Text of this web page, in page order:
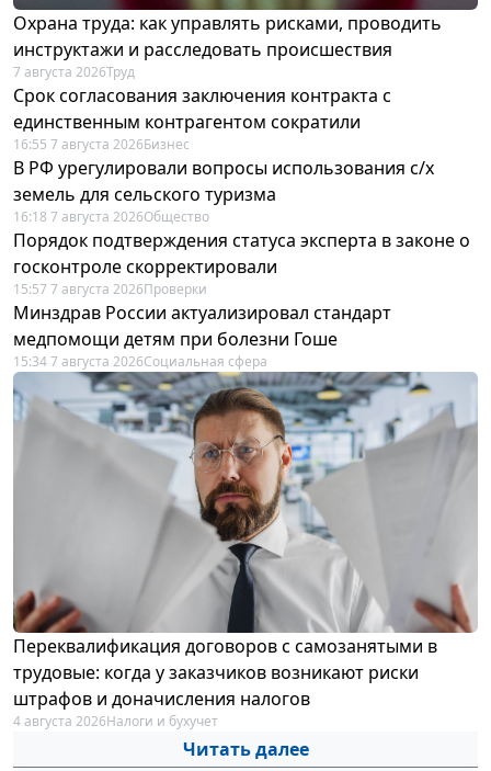
Охрана труда: как управлять рисками, проводить
инструктажи и расследовать происшествия
7 августа 2026Труд
Срок согласования заключения контракта с
единственным контрагентом сократили
16:55 7 августа 2026Бизнес
В РФ урегулировали вопросы использования с/х
земель для сельского туризма
16:18 7 августа 2026Общество
Порядок подтверждения статуса эксперта в законе о
госконтроле скорректировали
15:57 7 августа 2026Проверки
Минздрав России актуализировал стандарт
медпомощи детям при болезни Гоше
15:34 7 августа 2026Социальная сфера
Переквалификация договоров с самозанятыми в
трудовые: когда у заказчиков возникают риски
штрафов и доначисления налогов
4 августа 2026Налоги и бухучет
Читать далее